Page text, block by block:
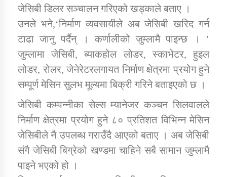
तातोपानी गाउँपालिका जुम्लाको महिनावारी सम्बन्धिकाे
सन्देश
तातोपानी गाउँपालिका जुम्लाको बालविवाह सन्देश
तातोपानी गाउँपालिका जुम्लाको सूचना
जेसिबी डिलर सञ्चालन गरिएको खड्काले बताए ।
उनले भने,‘निर्माण व्यवसायीले अब जेसिबी खरिद गर्न
टाढा जानु पर्दैन् । कर्णालीको जुम्लामै पाइन्छ । ’
जुम्लामा जेसिबी, ब्याकहोल लोडर, स्काभेटर, हुइल
लोडर, रोलर, जेनेरेटरलगायत निर्माण क्षेत्रमा प्रयोग हुने
सम्पूर्ण मेसिन सुलभ मूल्यमा बिक्री गरिने बताइएको छ ।
जेसिबी कम्पन्नीका सेल्स म्यानेजर कञ्चन सिलवालले
निर्माण क्षेत्रमा प्रयोग हुने ८० प्रतिशत विभिन्न मेसिन
जेसिबीले नै उपलब्ध गराउँदै आएको बताए । अब जेसिबी
संगै जेसिबी बिग्रेको खण्डमा चाहिने सबै सामान जुम्लामै
पाइने भएको हो ।